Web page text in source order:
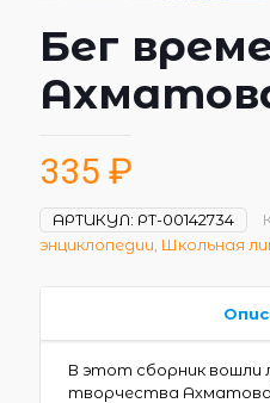
Бег
335 ₽
АРТИКУЛ: РТ-00142734
энциклопедии Школьная
В этот сборник вошли
творчества